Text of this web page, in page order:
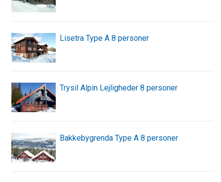
Lisetra Type A 8 personer
Trysil Alpin Lejligheder 8 personer
Bakkebygrenda Type A 8 personer